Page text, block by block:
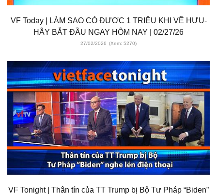
VF Today | LÀM SAO CÓ ĐƯỢC 1 TRIỆU KHI VỀ HƯU-
HÃY BẮT ĐẦU NGAY HÔM NAY | 02/27/26
27/02/2026 (Xem: 5270)
VF Tonight | Thân tín của TT Trump bị Bộ Tư Pháp “Biden”